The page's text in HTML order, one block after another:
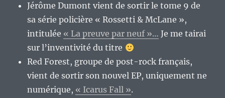
Jérôme Dumont vient de sortir le tome 9 de
sa série policière « Rossetti & McLane »,
intitulée « La preuve par neuf »… Je me tairai
sur l’inventivité du titre
Red Forest, groupe de post-rock français,
vient de sortir son nouvel EP, uniquement ne
numérique, « Icarus Fall ».